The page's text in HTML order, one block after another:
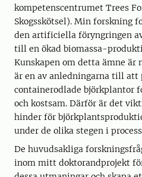
kompetenscentrumet Trees
Skogsskötsel). Min forskning
den artificiella föryngringen
till en ökad biomassa-
Kunskapen om detta ämne är
är en av anledningarna till att
containerodlade björkplantor
och kostsam. Därför är det
hinder för
under de olika stegen i
De huvudsakliga
inom mitt doktorandprojekt